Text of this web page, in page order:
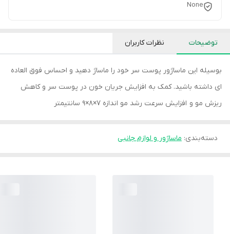
None
توضیحات نظرات کاربران
بوسیله این ماساژور پوست سر خود را ماساژ دهید و احساس فوق العاده
ای داشته باشید. کمک به افزایش جریان خون در پوست سر و کاهش
ریزش مو و افزایش سرعت رشد مو اندازه 7×8×9 سانتیمتر
دسته‌بندی: ماساژور و لوازم جانبی